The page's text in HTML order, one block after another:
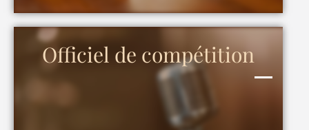
Officiel de compétition